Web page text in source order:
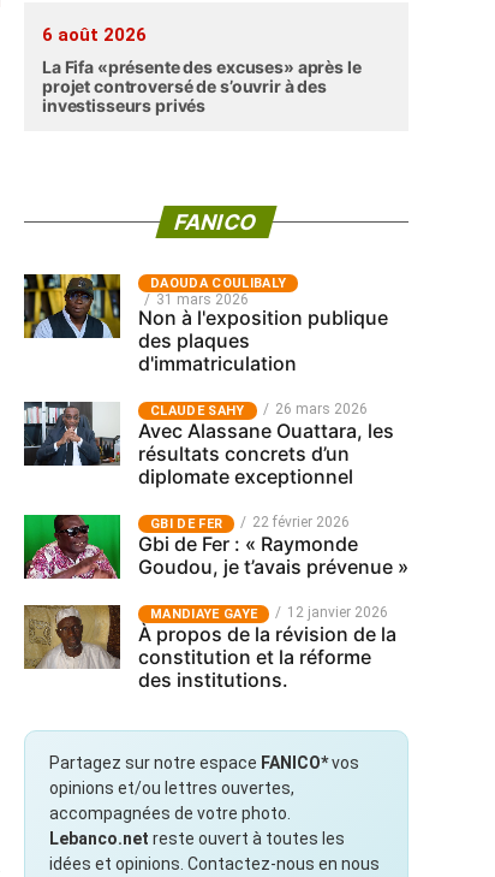
6 août 2026
La Fifa «présente des excuses» après le
projet controversé de s’ouvrir à des
investisseurs privés
FANICO
‎DAOUDA COULIBALY
31 mars 2026
Non à l'exposition publique
des plaques
d'immatriculation
CLAUDE SAHY 26 mars 2026
Avec Alassane Ouattara, les
résultats concrets d’un
diplomate exceptionnel
GBI DE FER 22 février 2026
Gbi de Fer : « Raymonde
Goudou, je t’avais prévenue »
MANDIAYE GAYE 12 janvier 2026
À propos de la révision de la
constitution et la réforme
des institutions.
Partagez sur notre espace FANICO*vos
opinions et/ou lettres ouvertes,
accompagnées de votre photo.
Lebanco.net reste ouvert à toutes les
idées et opinions. Contactez-nous en nous